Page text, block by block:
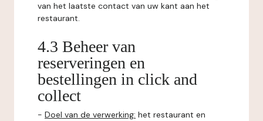
van het laatste contact van uw kant aan het
restaurant.
4.3 Beheer van
reserveringen en
bestellingen in click and
collect
- Doel van de verwerking: het restaurant en